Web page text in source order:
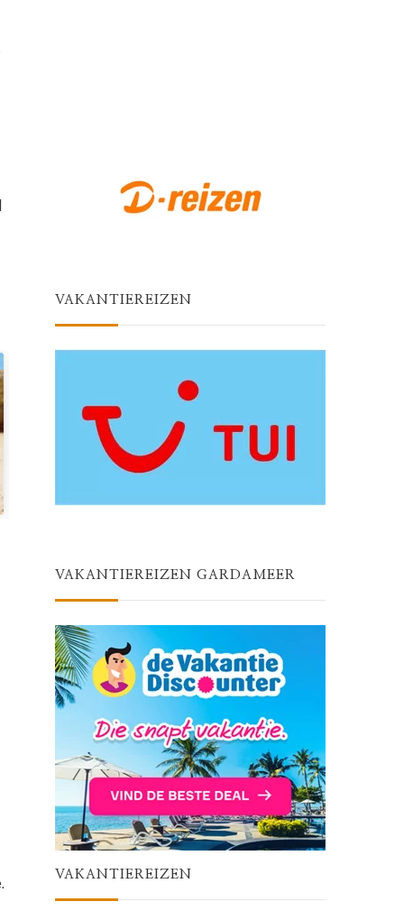
VAKANTIEREIZEN
VAKANTIEREIZEN GARDAMEER
VAKANTIEREIZEN